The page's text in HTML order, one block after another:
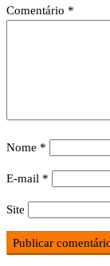
Comentário *
Nome *
E-mail *
Site